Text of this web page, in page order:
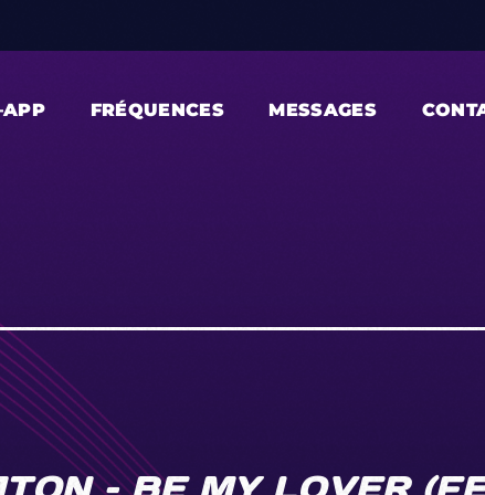
FRÉQUENCES MESSAGES